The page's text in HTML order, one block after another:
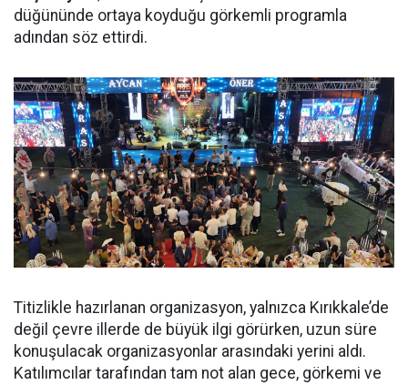
düğününde ortaya koyduğu görkemli programla
adından söz ettirdi.
Titizlikle hazırlanan organizasyon, yalnızca Kırıkkale’de
değil çevre illerde de büyük ilgi görürken, uzun süre
konuşulacak organizasyonlar arasındaki yerini aldı.
Katılımcılar tarafından tam not alan gece, görkemi ve